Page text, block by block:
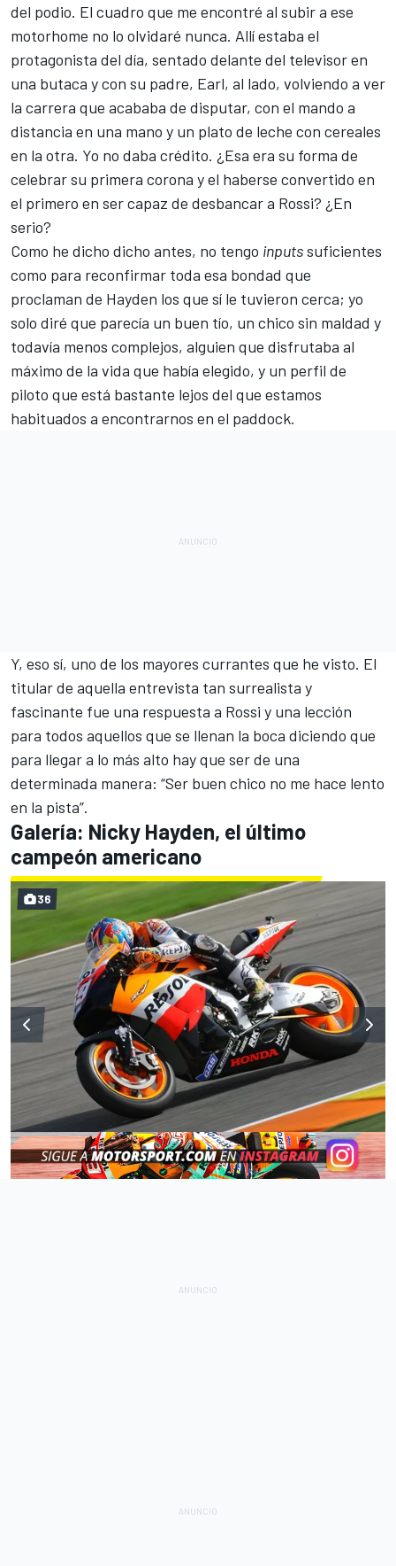
del podio. El cuadro que me encontré al subir a ese
motorhome no lo olvidaré nunca. Allí estaba el
protagonista del día, sentado delante del televisor en
una butaca y con su padre, Earl, al lado, volviendo a ver
la carrera que acababa de disputar, con el mando a
distancia en una mano y un plato de leche con cereales
en la otra. Yo no daba crédito. ¿Esa era su forma de
celebrar su primera corona y el haberse convertido en
el primero en ser capaz de desbancar a Rossi? ¿En
serio?
Como he dicho dicho antes, no tengo inputssuficientes
como para reconfirmar toda esa bondad que
proclaman de Hayden los que sí le tuvieron cerca; yo
solo diré que parecía un buen tío, un chico sin maldad y
todavía menos complejos, alguien que disfrutaba al
máximo de la vida que había elegido, y un perfil de
piloto que está bastante lejos del que estamos
habituados a encontrarnos en el paddock.
Y, eso sí, uno de los mayores currantes que he visto. El
titular de aquella entrevista tan surrealista y
fascinante fue una respuesta a Rossi y una lección
para todos aquellos que se llenan la boca diciendo que
para llegar a lo más alto hay que ser de una
determinada manera: “Ser buen chico no me hace lento
en la pista”.
Galería: Nicky Hayden, el último
campeón americano
36